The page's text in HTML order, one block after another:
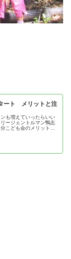
ート メリットと注
も増えていったらいい
ージェントルマン鴨志
こども会のメリットと